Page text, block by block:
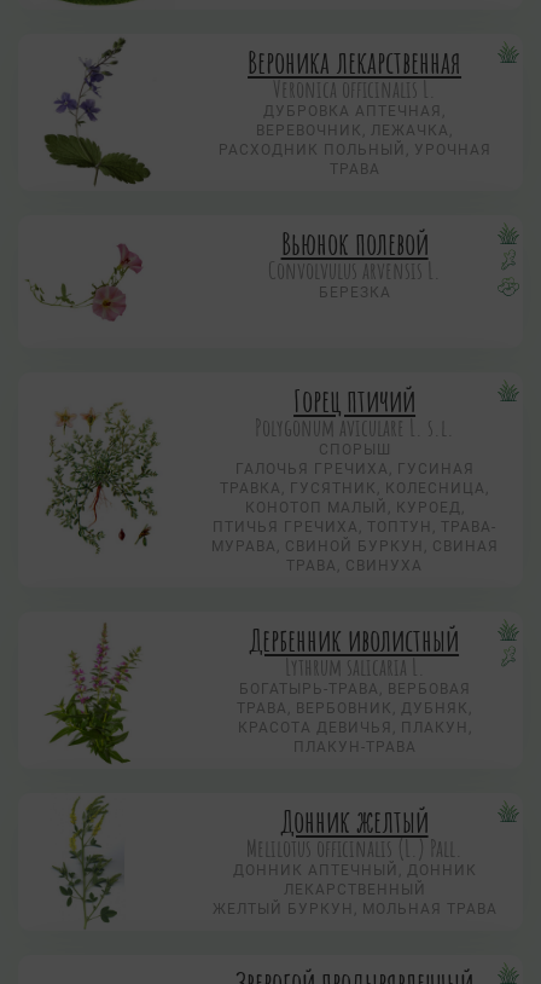
Вероника лекарственная
Veronica officinalis L.
ДУБРОВКА АПТЕЧНАЯ,
ВЕРЕВОЧНИК, ЛЕЖАЧКА,
РАСХОДНИК ПОЛЬНЫЙ, УРОЧНАЯ
ТРАВА
Вьюнок полевой
Convolvulus arvensis L.
БЕРЕЗКА
Горец птичий
Polygonum aviculare L. s.l.
СПОРЫШ
ГАЛОЧЬЯ ГРЕЧИХА, ГУСИНАЯ
ТРАВКА, ГУСЯТНИК, КОЛЕСНИЦА,
КОНОТОП МАЛЫЙ, КУРОЕД,
ПТИЧЬЯ ГРЕЧИХА, ТОПТУН, ТРАВА-
МУРАВА, СВИНОЙ БУРКУН, СВИНАЯ
ТРАВА, СВИНУХА
Дербенник иволистный
Lythrum salicaria L.
БОГАТЫРЬ-ТРАВА, ВЕРБОВАЯ
ТРАВА, ВЕРБОВНИК, ДУБНЯК,
КРАСОТА ДЕВИЧЬЯ, ПЛАКУН,
ПЛАКУН-ТРАВА
Донник желтый
Melilotus officinalis (L.) Pall.
ДОННИК АПТЕЧНЫЙ, ДОННИК
ЛЕКАРСТВЕННЫЙ
ЖЕЛТЫЙ БУРКУН, МОЛЬНАЯ ТРАВА